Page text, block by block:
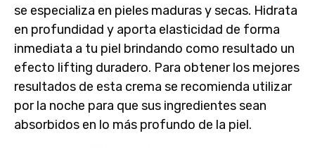
se especializa en pieles maduras y secas. Hidrata
en profundidad y aporta elasticidad de forma
inmediata a tu piel brindando como resultado un
efecto lifting duradero. Para obtener los mejores
resultados de esta crema se recomienda utilizar
por la noche para que sus ingredientes sean
absorbidos en lo más profundo de la piel.